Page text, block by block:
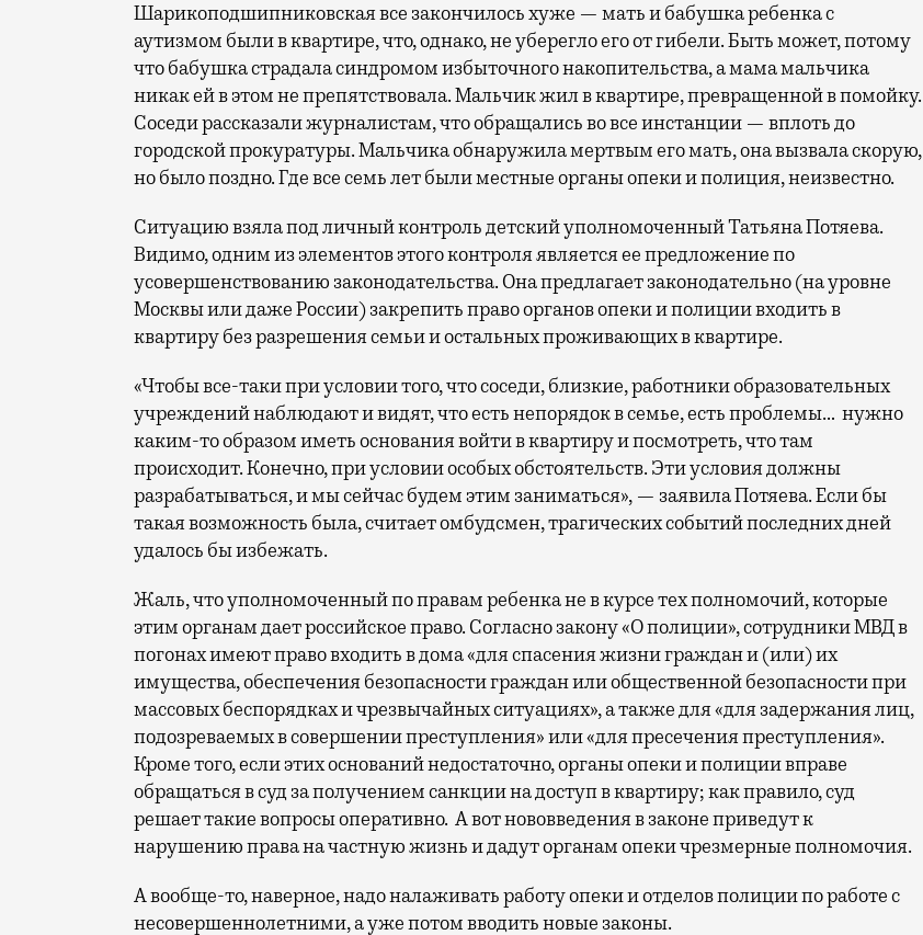
Шарикоподшипниковская все закончилось хуже — мать и бабушка ребенка с
аутизмом были в квартире, что, однако, не уберегло его от гибели. Быть может, потому
что бабушка страдала синдромом избыточного накопительства, а мама мальчика
никак ей в этом не препятствовала. Мальчик жил в квартире, превращенной в помойку.
Соседи рассказали журналистам, что обращались во все инстанции — вплоть до
городской прокуратуры. Мальчика обнаружила мертвым его мать, она вызвала скорую,
но было поздно. Где все семь лет были местные органы опеки и полиция, неизвестно.
Ситуацию взяла под личный контроль детский уполномоченный Татьяна Потяева.
Видимо, одним из элементов этого контроля является ее предложение по
усовершенствованию законодательства. Она предлагает законодательно (на уровне
Москвы или даже России) закрепить право органов опеки и полиции входить в
квартиру без разрешения семьи и остальных проживающих в квартире.
«Чтобы все-таки при условии того, что соседи, близкие, работники образовательных
учреждений наблюдают и видят, что есть непорядок в семье, есть проблемы… нужно
каким-то образом иметь основания войти в квартиру и посмотреть, что там
происходит. Конечно, при условии особых обстоятельств. Эти условия должны
разрабатываться, и мы сейчас будем этим заниматься», — заявила Потяева. Если бы
такая возможность была, считает омбудсмен, трагических событий последних дней
удалось бы избежать.
Жаль, что уполномоченный по правам ребенка не в курсе тех полномочий, которые
этим органам дает российское право. Согласно закону «О полиции», сотрудники МВД в
погонах имеют право входить в дома «для спасения жизни граждан и (или) их
имущества, обеспечения безопасности граждан или общественной безопасности при
массовых беспорядках и чрезвычайных ситуациях», а также для «для задержания лиц,
подозреваемых в совершении преступления» или «для пресечения преступления».
Кроме того, если этих оснований недостаточно, органы опеки и полиции вправе
обращаться в суд за получением санкции на доступ в квартиру; как правило, суд
решает такие вопросы оперативно. А вот нововведения в законе приведут к
нарушению права на частную жизнь и дадут органам опеки чрезмерные полномочия.
А вообще-то, наверное, надо налаживать работу опеки и отделов полиции по работе с
несовершеннолетними, а уже потом вводить новые законы.